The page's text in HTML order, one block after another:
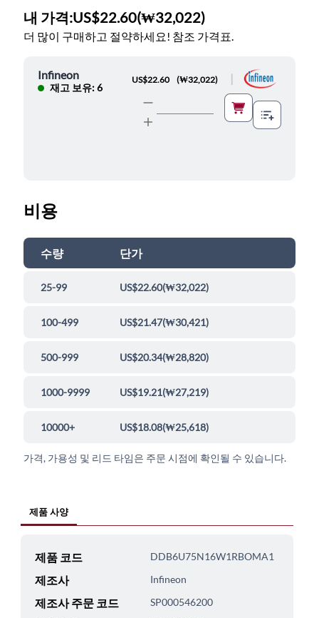
내 가격:US$22.60(₩32,022)
더 많이 구매하고 절약하세요! 참조 가격표.
Infineon
재고 보유: 6
US$22.60 (₩32,022)
비용
수량 단가
25-99 US$22.60(₩32,022)
100-499 US$21.47(₩30,421)
500-999 US$20.34(₩28,820)
1000-9999 US$19.21(₩27,219)
10000+ US$18.08(₩25,618)
가격, 가용성 및 리드 타임은 주문 시점에 확인될 수 있습니다.
제품 사양
제품 코드 DDB6U75N16W1RBOMA1
제조사 Infineon
제조사 주문 코드 SP000546200